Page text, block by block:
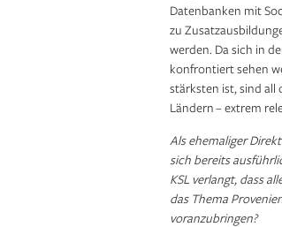
Datenbanken mit
zu
werden. Da sich in
konfrontiert sehen
stärksten ist, sind all
Ländern – extrem
Als ehemaliger
sich bereits
KSL verlangt, dass
das Thema
voranzubringen?